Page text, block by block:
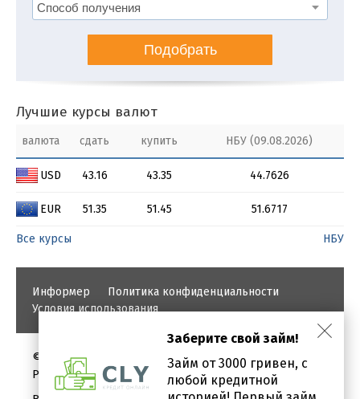
Подобрать
Лучшие курсы валют
валюта сдать купить НБУ (09.08.2026)
USD 43.16 43.35 44.7626
EUR 51.35 51.45 51.6717
Все курсы НБУ
Информер
Политика конфиденциальности
Условия использования
©
PROBANKI.COM.UA
Заберите свой займ!
Займ от 3000 гривен, с
любой кредитной